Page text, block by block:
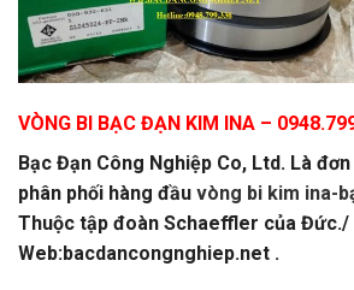
VÒNG BI BẠC ĐẠN KIM INA –
Bạc Đạn Công Nghiệp Co, Ltd. Là
phân phối hàng đầu vòng bi kim ina-
Thuộc tập đoàn Schaeffler của Đức./
Web:bacdancongnghiep.net .